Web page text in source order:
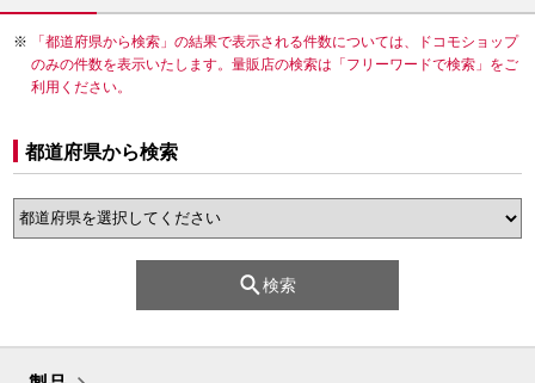
「都道府県から検索」の結果で表示される件数については、ドコモショップ
のみの件数を表示いたします。量販店の検索は「フリーワードで検索」をご
利用ください。
都道府県から検索
検索